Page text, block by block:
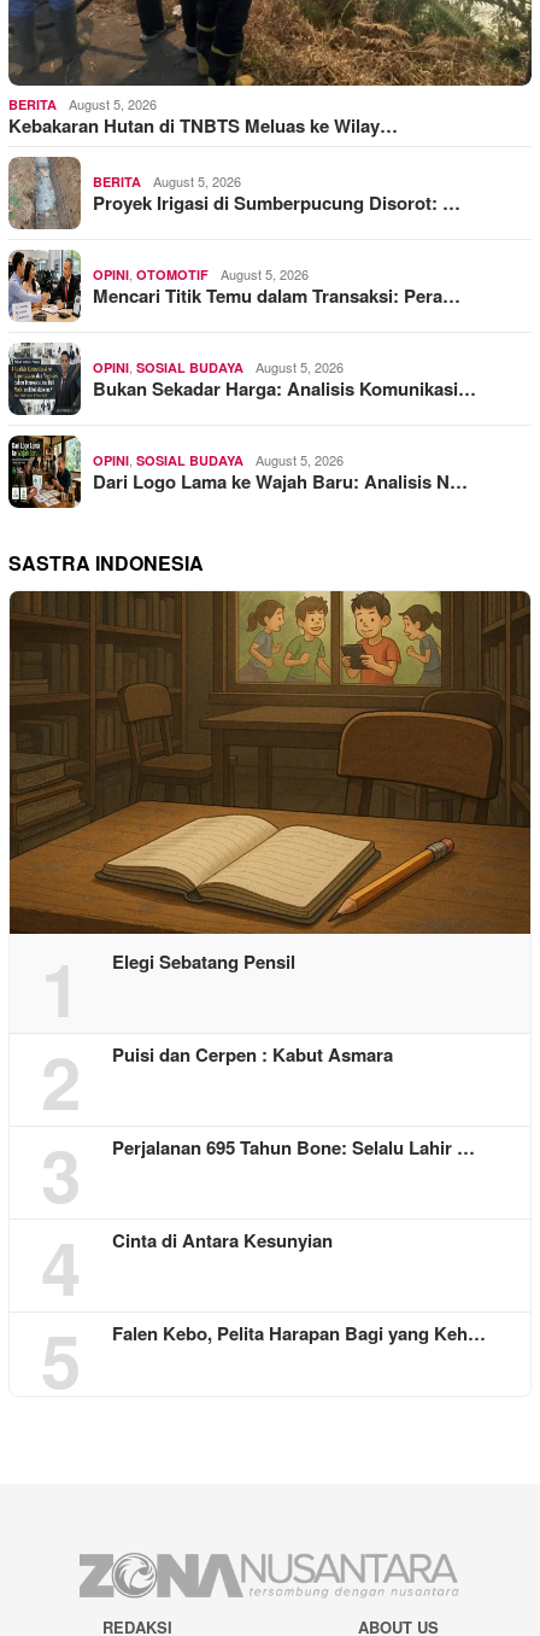
BERITA August 5, 2026
Kebakaran Hutan di TNBTS Meluas ke Wilay…
BERITA August 5, 2026
Proyek Irigasi di Sumberpucung Disorot: …
OPINI, OTOMOTIF August 5, 2026
Mencari Titik Temu dalam Transaksi: Pera…
OPINI, SOSIAL BUDAYA August 5, 2026
Bukan Sekadar Harga: Analisis Komunikasi…
OPINI, SOSIAL BUDAYA August 5, 2026
Dari Logo Lama ke Wajah Baru: Analisis N…
SASTRA INDONESIA
1 Elegi Sebatang Pensil
2 Puisi dan Cerpen : Kabut Asmara
3 Perjalanan 695 Tahun Bone: Selalu Lahir …
4 Cinta di Antara Kesunyian
5 Falen Kebo, Pelita Harapan Bagi yang Keh…
REDAKSI ABOUT US